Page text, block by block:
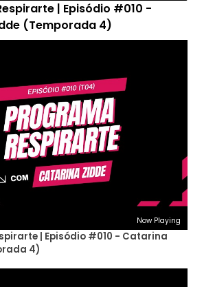
| Episódio #010 -
(Temporada 4)
Now Playing
| Episódio #010 - Catarina
4)